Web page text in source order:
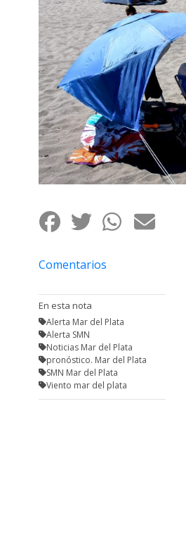
Policiales
Cartelera
Fotos
Familia
Clasificados
Fúnebres
Comentarios
En esta nota
Alerta Mar del Plata
Alerta SMN
Noticias Mar del Plata
pronóstico. Mar del Plata
SMN Mar del Plata
Viento mar del plata